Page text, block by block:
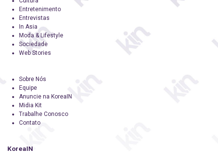
Entretenimento
Entrevistas
In Asia
Moda & Lifestyle
Sociedade
Web Stories
Sobre Nós
Equipe
Anuncie na KoreaIN
Midia Kit
Trabalhe Conosco
Contato
KoreaIN